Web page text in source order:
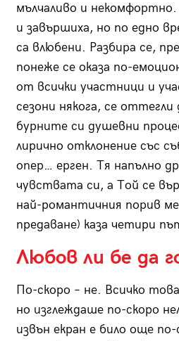
мълчаливо и
и завършиха, но по едно
са влюбени. Разбира се,
понеже се оказа по-
от всички участници и
сезони някога, се
бурните си душевни
лирично отклонение със
опер… ерген. Тя напълно
чувствата си, а Той се
най-романтичния порив
предаване) каза четири
Любов ли бе да
По-скоро – не. Всичко
но изглеждаше по-скоро
извън екран е било още по-